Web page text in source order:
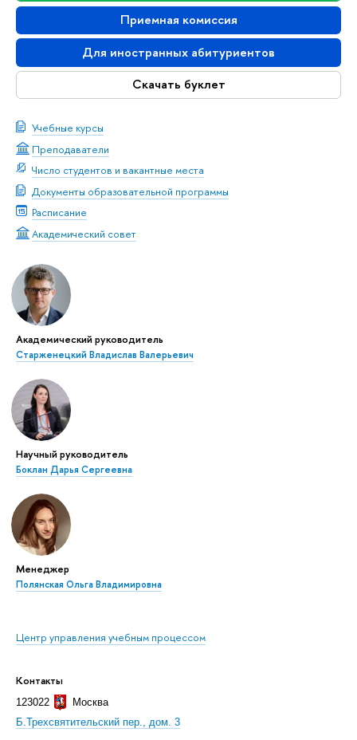
Приемная комиссия
Для иностранных абитуриентов
Скачать буклет
Учебные курсы
Преподаватели
Число студентов и вакантные места
Документы образовательной программы
Расписание
Академический совет
Академический руководитель
Старженецкий Владислав Валерьевич
Научный руководитель
Боклан Дарья Сергеевна
Менеджер
Полянская Ольга Владимировна
Центр управления учебным процессом
Контакты
123022
Москва
Б.Трехсвятительский пер., дом. 3